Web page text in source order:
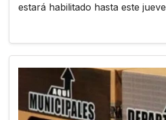
estará habilitado hasta este